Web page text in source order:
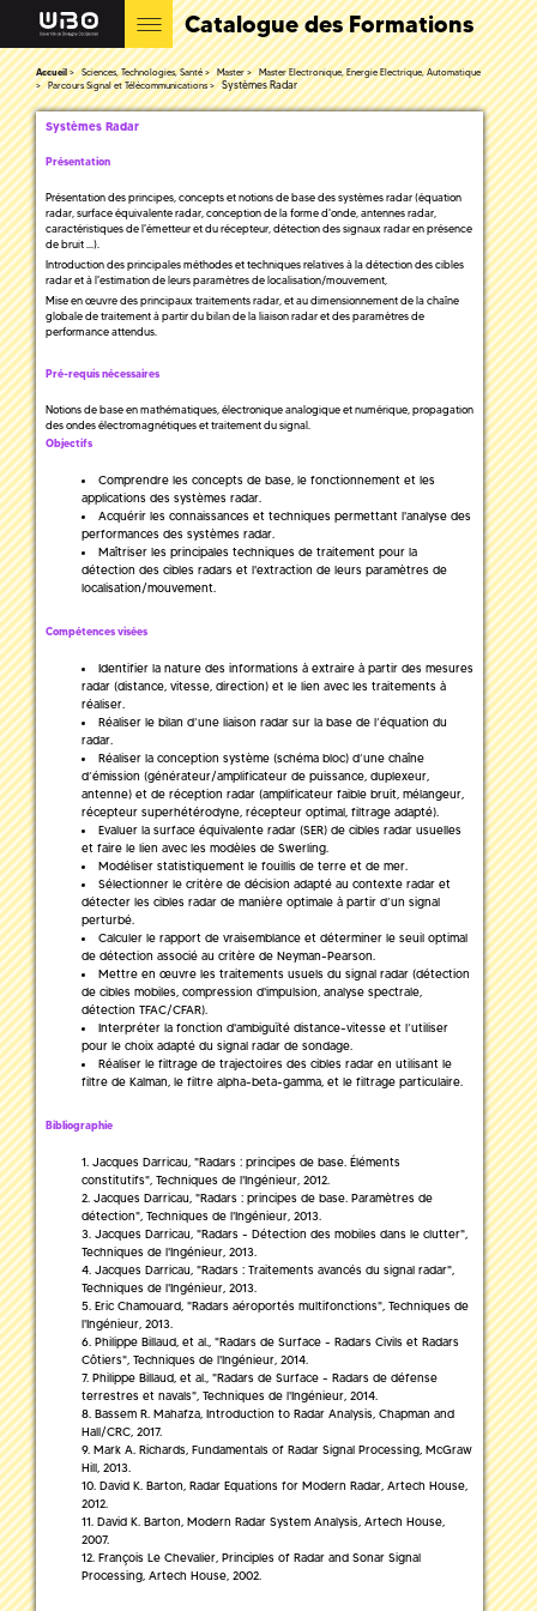
Catalogue des Formations
Accueil Sciences, Technologies, Santé Master
Master Electronique, Energie Electrique, Automatique
Parcours Signal et Télécommunications
Systèmes Radar
Systèmes Radar
Présentation
Présentation des principes, concepts et notions de base des systèmes radar (équation
radar, surface équivalente radar, conception de la forme d'onde, antennes radar,
caractéristiques de l'émetteur et du récepteur, détection des signaux radar en présence
de bruit ...).
Introduction des principales méthodes et techniques relatives à la détection des cibles
radar et à l'estimation de leurs paramètres de localisation/mouvement,
Mise en œuvre des principaux traitements radar, et au dimensionnement de la chaîne
globale de traitement à partir du bilan de la liaison radar et des paramètres de
performance attendus.
Pré-requis nécessaires
Notions de base en mathématiques, électronique analogique et numérique, propagation
des ondes électromagnétiques et traitement du signal.
Objectifs
Comprendre les concepts de base, le fonctionnement et les
applications des systèmes radar.
Acquérir les connaissances et techniques permettant l'analyse des
performances des systèmes radar.
Maîtriser les principales techniques de traitement pour la
détection des cibles radars et l'extraction de leurs paramètres de
localisation/mouvement.
Compétences visées
Identifier la nature des informations à extraire à partir des mesures
radar (distance, vitesse, direction) et le lien avec les traitements à
réaliser.
Réaliser le bilan d’une liaison radar sur la base de l’équation du
radar.
Réaliser la conception système (schéma bloc) d’une chaîne
d’émission (générateur/amplificateur de puissance, duplexeur,
antenne) et de réception radar (amplificateur faible bruit, mélangeur,
récepteur superhétérodyne, récepteur optimal, filtrage adapté).
Evaluer la surface équivalente radar (SER) de cibles radar usuelles
et faire le lien avec les modèles de Swerling.
Modéliser statistiquement le fouillis de terre et de mer.
Sélectionner le critère de décision adapté au contexte radar et
détecter les cibles radar de manière optimale à partir d’un signal
perturbé.
Calculer le rapport de vraisemblance et déterminer le seuil optimal
de détection associé au critère de Neyman-Pearson.
Mettre en œuvre les traitements usuels du signal radar (détection
de cibles mobiles, compression d'impulsion, analyse spectrale,
détection TFAC/CFAR).
Interpréter la fonction d'ambiguïté distance-vitesse et l’utiliser
pour le choix adapté du signal radar de sondage.
Réaliser le filtrage de trajectoires des cibles radar en utilisant le
filtre de Kalman, le filtre alpha-beta-gamma, et le filtrage particulaire.
Bibliographie
Jacques Darricau, "Radars : principes de base. Éléments
constitutifs", Techniques de l'Ingénieur, 2012.
Jacques Darricau, "Radars : principes de base. Paramètres de
détection", Techniques de l'Ingénieur, 2013.
Jacques Darricau, "Radars - Détection des mobiles dans le clutter",
Techniques de l'Ingénieur, 2013.
Jacques Darricau, "Radars : Traitements avancés du signal radar",
Techniques de l'Ingénieur, 2013.
Eric Chamouard, "Radars aéroportés multifonctions", Techniques de
l'Ingénieur, 2013.
Philippe Billaud, et al., "Radars de Surface - Radars Civils et Radars
Côtiers", Techniques de l'Ingénieur, 2014.
Philippe Billaud, et al., "Radars de Surface - Radars de défense
terrestres et navals", Techniques de l'Ingénieur, 2014.
Bassem R. Mahafza, Introduction to Radar Analysis, Chapman and
Hall/CRC, 2017.
Mark A. Richards, Fundamentals of Radar Signal Processing, McGraw
Hill, 2013.
David K. Barton, Radar Equations for Modern Radar, Artech House,
2012.
David K. Barton, Modern Radar System Analysis, Artech House,
2007.
François Le Chevalier, Principles of Radar and Sonar Signal
Processing, Artech House, 2002.